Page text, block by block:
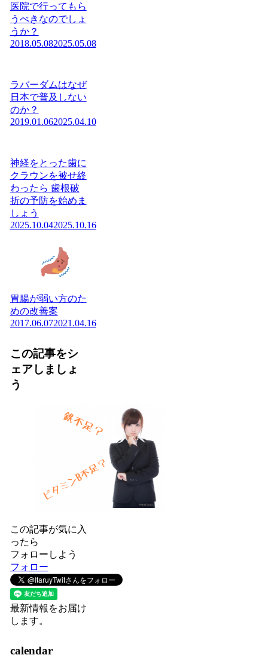
医院で行ってもら
うべきなのでしょ
うか？
2018.05.082025.05.08
ラバーダムはなぜ
日本で普及しない
のか？
2019.01.062025.04.10
神経をとった歯に
クラウンを被せ終
わったら 歯根破
折の予防を始めま
しょう
2025.10.042025.10.16
胃腸が弱い方のた
めの改善案
2017.06.072021.04.16
この記事をシ
ェアしましょ
う
この記事が気に入
ったら
フォローしよう
フォロー
最新情報をお届け
します。
calendar